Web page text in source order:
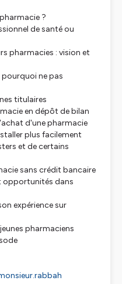
?
de santé ou
pharmacies : vision et
ne pas
titulaires
en dépôt de bilan
d'une pharmacie
plus facilement
et de certains
sans crédit bancaire
opportunités dans
expérience sur
pharmaciens